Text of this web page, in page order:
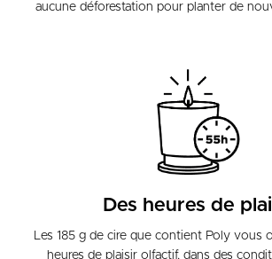
aucune déforestation pour planter de
Des heures de
Les 185 g de cire que contient Poly vous
heures de plaisir olfactif, dans des